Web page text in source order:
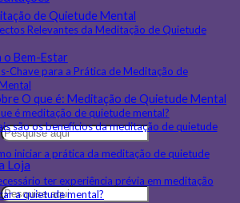
Loja
de Quietude Mental
Relevantes da Meditação de Quietude
o Bem-Estar
Chave para a Prática de Meditação de
O que é: Meditação de Quietude Mental
é meditação de quietude mental?
são os benefícios da meditação de quietude
iniciar a prática da meditação de quietude
ter experiência prévia em meditação
a quietude mental?